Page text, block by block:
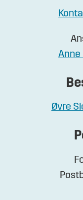
Anne
Øvre